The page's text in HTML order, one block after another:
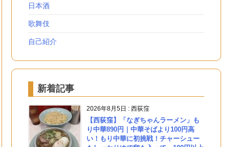
日本酒
歌舞伎
自己紹介
新着記事
2026年8月5日 : 西荻窪
【西荻窪】「なぎちゃんラーメン」も
り中華890円｜中華そばより100円高
い！もり中華に初挑戦！チャーシュー